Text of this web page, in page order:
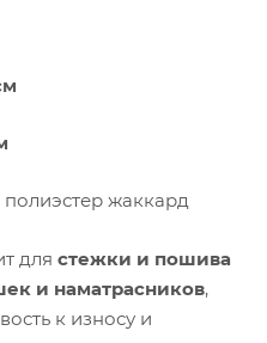
жаккард
для стежки и пошива
и наматрасников,
к износу и